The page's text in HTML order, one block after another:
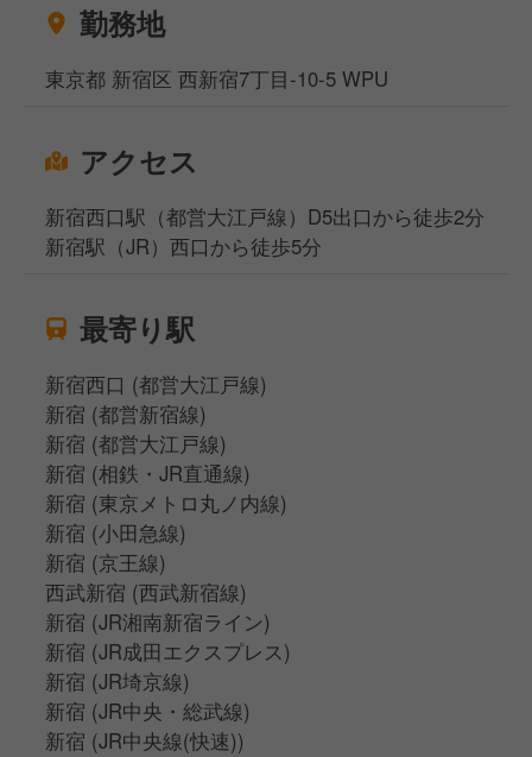
勤務地
東京都 新宿区 西新宿7丁目-10-5 WPU
アクセス
新宿西口駅（都営大江戸線）D5出口から徒歩2分
新宿駅（JR）西口から徒歩5分
最寄り駅
新宿西口 (都営大江戸線)
新宿 (都営新宿線)
新宿 (都営大江戸線)
新宿 (相鉄・JR直通線)
新宿 (東京メトロ丸ノ内線)
新宿 (小田急線)
新宿 (京王線)
西武新宿 (西武新宿線)
新宿 (JR湘南新宿ライン)
新宿 (JR成田エクスプレス)
新宿 (JR埼京線)
新宿 (JR中央・総武線)
新宿 (JR中央線(快速))